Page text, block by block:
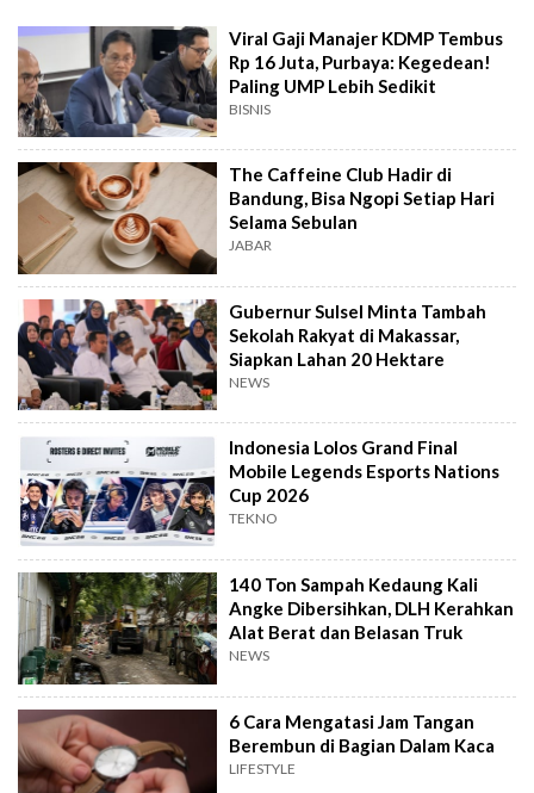
Viral Gaji Manajer KDMP Tembus
Rp 16 Juta, Purbaya: Kegedean!
Paling UMP Lebih Sedikit
BISNIS
The Caffeine Club Hadir di
Bandung, Bisa Ngopi Setiap Hari
Selama Sebulan
JABAR
Gubernur Sulsel Minta Tambah
Sekolah Rakyat di Makassar,
Siapkan Lahan 20 Hektare
NEWS
Indonesia Lolos Grand Final
Mobile Legends Esports Nations
Cup 2026
TEKNO
140 Ton Sampah Kedaung Kali
Angke Dibersihkan, DLH Kerahkan
Alat Berat dan Belasan Truk
NEWS
6 Cara Mengatasi Jam Tangan
Berembun di Bagian Dalam Kaca
LIFESTYLE